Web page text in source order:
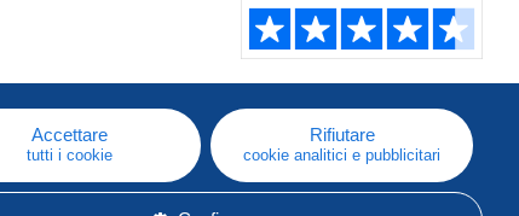
Accettare
tutti i cookie
Rifiutare
cookie analitici e pubblicitari